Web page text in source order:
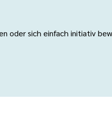
oder sich einfach initiativ